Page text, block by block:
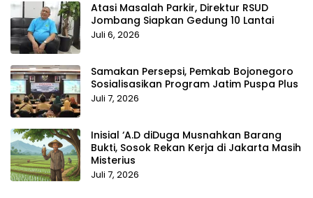
Atasi Masalah Parkir, Direktur RSUD
Jombang Siapkan Gedung 10 Lantai
Juli 6, 2026
Samakan Persepsi, Pemkab Bojonegoro
Sosialisasikan Program Jatim Puspa Plus
Juli 7, 2026
Inisial ‘A.D diDuga Musnahkan Barang
Bukti, Sosok Rekan Kerja di Jakarta Masih
Misterius
Juli 7, 2026